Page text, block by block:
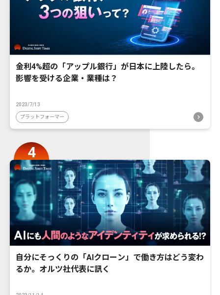
金利4%超の「アップル銀行」が日本に上陸したら。
影響を受ける企業・業種は？
2023/7/13
プラットフォーマー
自分にそっくりの「AIクローン」で働き方はどう変わ
るか。オルツ社代表に訊く